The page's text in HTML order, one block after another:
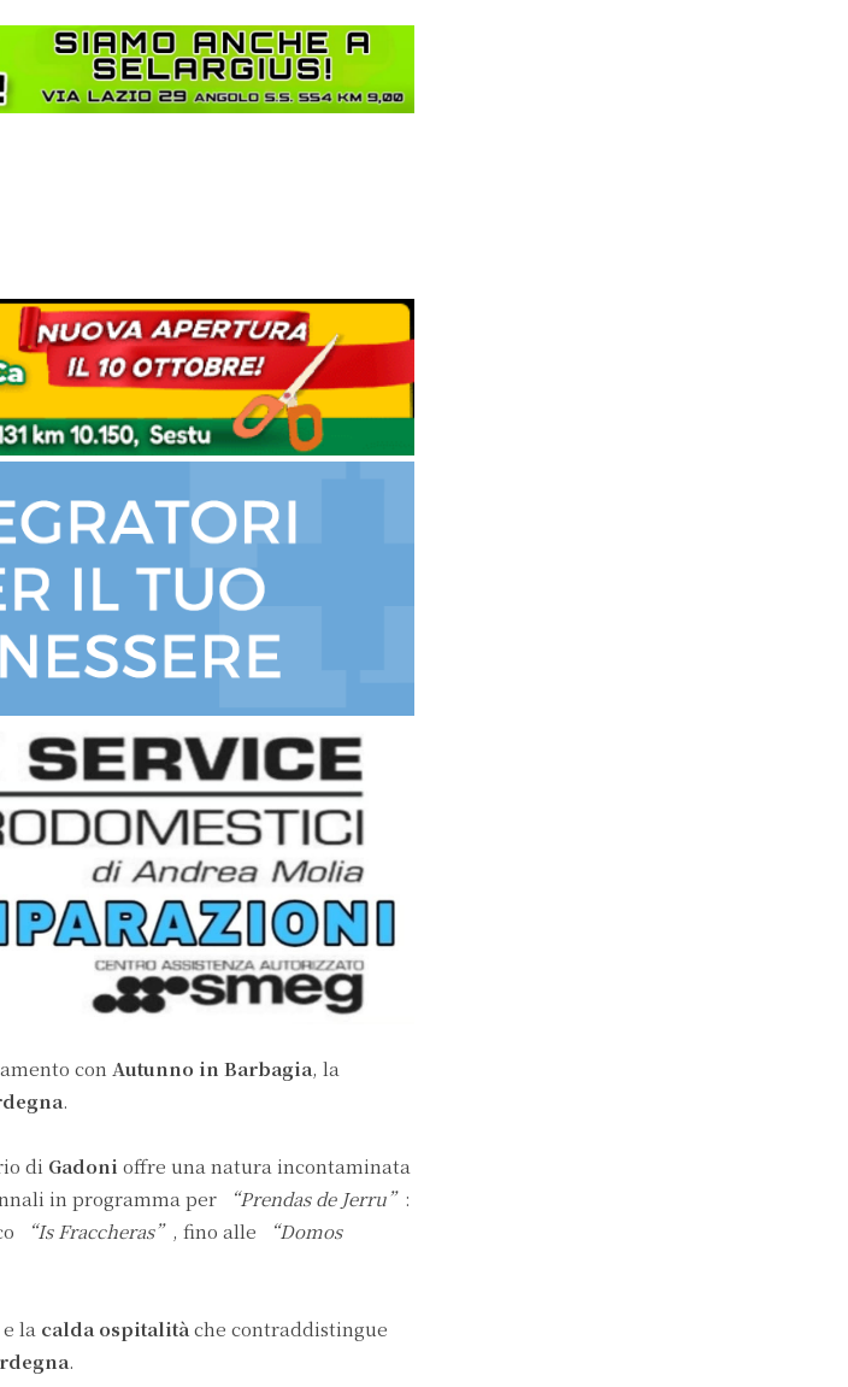
con Autunno in Barbagia, la
.
di Gadoni offre una natura incontaminata
in programma per
“Prendas de Jerru” :
“Is Fraccheras” , fino alle
“Domos
e la calda ospitalitàche contraddistingue
.